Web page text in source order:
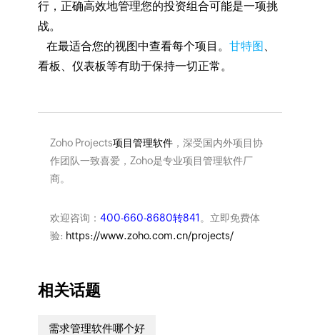
行，正确高效地管理您的投资组合可能是一项挑
战。
在最适合您的视图中查看每个项目。 甘特图、
看板、仪表板等有助于保持一切正常。
Zoho Projects项目管理软件，深受国内外项目协
作团队一致喜爱，Zoho是专业项目管理软件厂
商。
欢迎咨询： 400-660-8680转841 。立即免费体
验: https://www.zoho.com.cn/projects/
相关话题
需求管理软件哪个好